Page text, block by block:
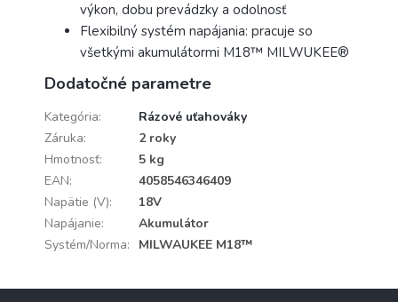
výkon, dobu prevádzky a odolnosť
Flexibilný systém napájania: pracuje so
všetkými akumulátormi M18™ MILWUKEE®
Dodatočné parametre
Kategória:
Rázové uťahováky
Záruka:
2 roky
Hmotnosť:
5 kg
EAN:
4058546346409
Napätie (V):
18V
Napájanie:
Akumulátor
Systém/Norma: MILWAUKEE M18™